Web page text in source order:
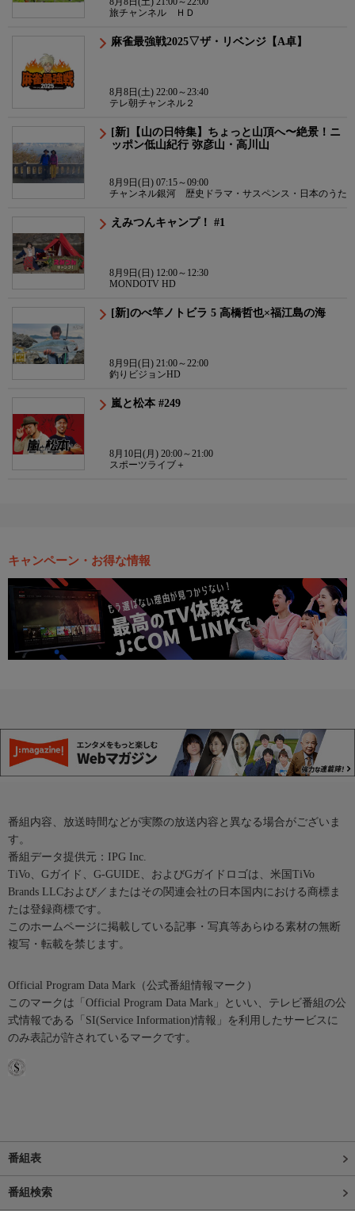
旅チャンネル ＨＤ
麻雀最強戦2025▽ザ・リベンジ【A卓】
8月8日(土) 22:00～23:40
テレ朝チャンネル２
[新]【山の日特集】ちょっと山頂へ〜絶景！ニ
ッポン低山紀行 弥彦山・高川山
8月9日(日) 07:15～09:00
チャンネル銀河 歴史ドラマ・サスペンス・日本のうた
えみつんキャンプ！ #1
8月9日(日) 12:00～12:30
MONDOTV HD
[新]のべ竿ノトビラ 5 高橋哲也×福江島の海
8月9日(日) 21:00～22:00
釣りビジョンHD
嵐と松本 #249
8月10日(月) 20:00～21:00
スポーツライブ＋
キャンペーン・お得な情報
番組内容、放送時間などが実際の放送内容と異なる場合がございま
す。
番組データ提供元：IPG Inc.
TiVo、Gガイド、G-GUIDE、およびGガイドロゴは、米国TiVo
Brands LLCおよび／またはその関連会社の日本国内における商標ま
たは登録商標です。
このホームページに掲載している記事・写真等あらゆる素材の無断
複写・転載を禁じます。
Official Program Data Mark（公式番組情報マーク）
このマークは「Official Program Data Mark」といい、テレビ番組の公
式情報である「SI(Service Information)情報」を利用したサービスに
のみ表記が許されているマークです。
番組表
番組検索